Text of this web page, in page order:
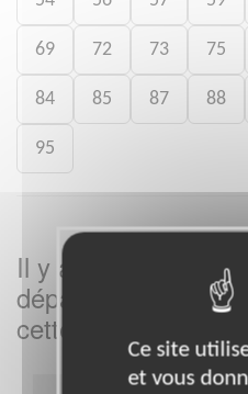
69 72 73 75
84 85 87 88
95
Il y a
missions
département
cette association
Ce site
et vous